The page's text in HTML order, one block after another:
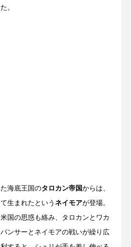
。
海底王国のタロカン帝国からは、
生まれたという ネイモアが登場。
国の思惑も絡み、タロカンとワカ
ンサーとネイモアの戦いが繰り広